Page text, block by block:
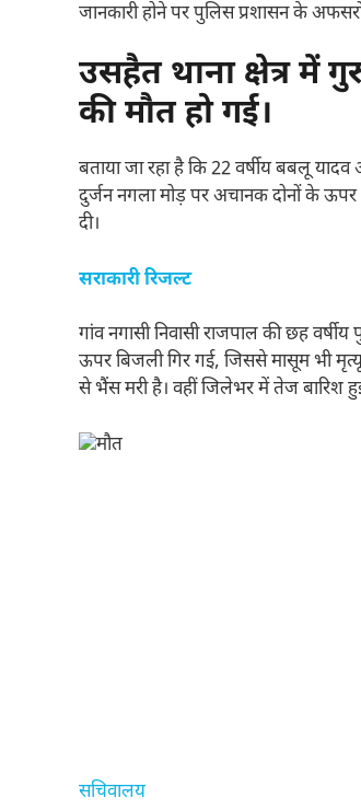
जानकारी होने पर पुलिस प्रशासन के
उसहैत थाना क्षेत्र में
की मौत हो गई।
बताया जा रहा है कि 22 वर्षीय बबलू
दुर्जन नगला मोड़ पर अचानक दोनों के ऊपर
दी।
सराकारी रिजल्ट
गांव नगासी निवासी राजपाल की छह
ऊपर बिजली गिर गई, जिससे मासूम भी
से भैंस मरी है। वहीं जिलेभर में तेज बारिश
सचिवालय